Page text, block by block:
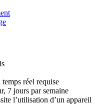
réel requise
7 jours par semaine
l’utilisation d’un appareil